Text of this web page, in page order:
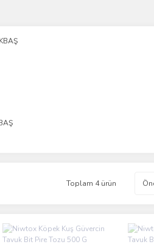
Toplam 4 ürün